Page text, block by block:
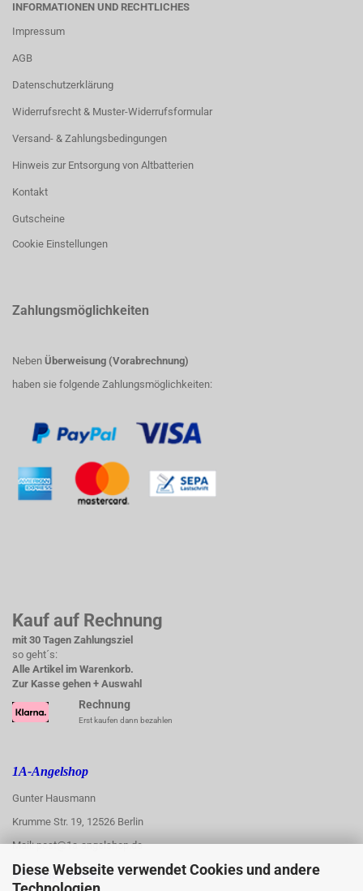
Diese Webseite verwendet Cookies und andere
INFORMATIONEN UND RECHTLICHES
Impressum
AGB
Datenschutzerklärung
Widerrufsrecht & Muster-Widerrufsformular
Versand- & Zahlungsbedingungen
Hinweis zur Entsorgung von Altbatterien
Kontakt
Gutscheine
Cookie Einstellungen
Zahlungsmöglichkeiten
Neben Überweisung (Vorabrechnung)
haben sie folgende Zahlungsmöglichkeiten:
Kauf auf Rechnung
mit 30 Tagen Zahlungsziel
so geht´s:
Alle Artikel im Warenkorb.
Zur Kasse gehen + Auswahl
Rechnung
Erst kaufen dann bezahlen
1A-Angelshop
Gunter Hausmann
Krumme Str. 19, 12526 Berlin
Mail: post@1a-angelshop.de
1A-Angelshop-